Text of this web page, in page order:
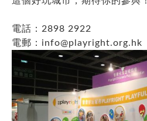
電話：2898 2922
電郵： info@playright.org.hk